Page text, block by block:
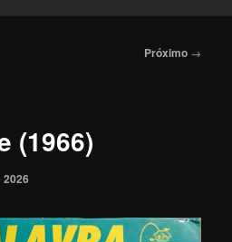
Próximo →
(1966)
2026